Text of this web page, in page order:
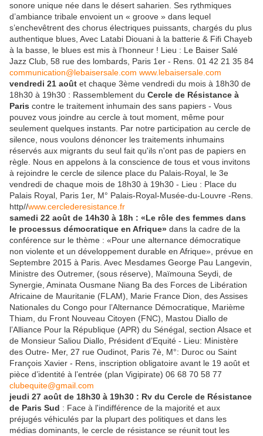
sonore unique née dans le désert saharien. Ses rythmiques
d’ambiance tribale envoient un « groove » dans lequel
s’enchevêtrent des chorus électriques puissants, chargés du plus
authentique blues, Avec Latabi Diouani à la batterie & Fifi Chayeb
à la basse, le blues est mis à l’honneur ! Lieu : Le Baiser Salé
Jazz Club, 58 rue des lombards, Paris 1er - Rens. 01 42 21 35 84
communication@lebaisersale.com www.lebaisersale.com
vendredi 21 août et chaque 3ème vendredi du mois à 18h30 de
18h30 à 19h30 : Rassemblement du Cercle de Résistance à
Paris contre le traitement inhumain des sans papiers - Vous
pouvez vous joindre au cercle à tout moment, même pour
seulement quelques instants. Par notre participation au cercle de
silence, nous voulons dénoncer les traitements inhumains
réservés aux migrants du seul fait qu'ils n'ont pas de papiers en
règle. Nous en appelons à la conscience de tous et vous invitons
à rejoindre le cercle de silence place du Palais-Royal, le 3e
vendredi de chaque mois de 18h30 à 19h30 - Lieu : Place du
Palais Royal, Paris 1er, M° Palais-Royal-Musée-du-Louvre -Rens.
http//www.cerclederesistance.fr
samedi 22 août de 14h30 à 18h : «Le rôle des femmes dans
le processus démocratique en Afrique» dans la cadre de la
conférence sur le thème : «Pour une alternance démocratique
non violente et un développement durable en Afrique», prévue en
Septembre 2015 à Paris. Avec Mesdames George Pau Langevin,
Ministre des Outremer, (sous réserve), Maïmouna Seydi, de
Synergie, Aminata Ousmane Niang Ba des Forces de Libération
Africaine de Mauritanie (FLAM), Marie France Dion, des Assises
Nationales du Congo pour l’Alternance Démocratique, Marième
Thiam, du Front Nouveau Citoyen (FNC), Mastou Diallo de
l’Alliance Pour la République (APR) du Sénégal, section Alsace et
de Monsieur Saliou Diallo, Président d’Equité - Lieu: Ministère
des Outre- Mer, 27 rue Oudinot, Paris 7è, M°: Duroc ou Saint
François Xavier - Rens, inscription obligatoire avant le 19 août et
pièce d’identité à l’entrée (plan Vigipirate) 06 68 70 58 77
clubequite@gmail.com
jeudi 27 août de 18h30 à 19h30 : Rv du Cercle de Résistance
de Paris Sud : Face à l'indifférence de la majorité et aux
préjugés véhiculés par la plupart des politiques et dans les
médias dominants, le cercle de résistance se réunit tout les